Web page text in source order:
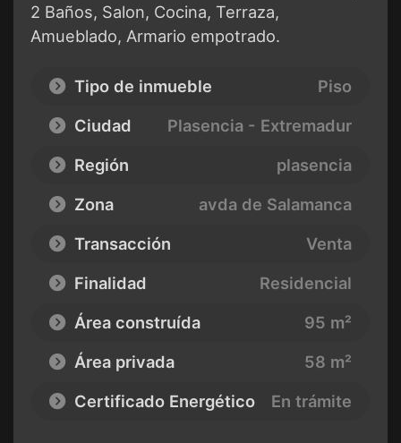
2 Baños, Salon, Cocina, Terraza,
Amueblado, Armario empotrado.
Tipo de inmueble
Piso
Ciudad
Plasencia - Extremadur
Región
plasencia
Zona
avda de Salamanca
Transacción
Venta
Finalidad
Residencial
Área construída
95 m²
Área privada
58 m²
Certificado Energético
En trámite